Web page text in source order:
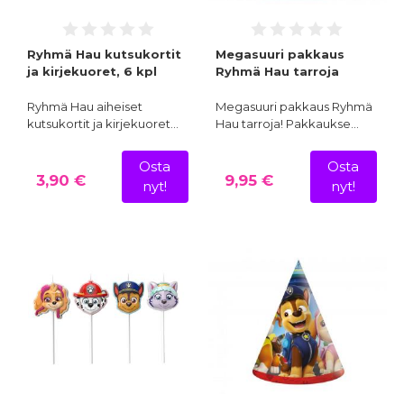
Ryhmä Hau kutsukortit
ja kirjekuoret, 6 kpl
Ryhmä Hau aiheiset
kutsukortit ja kirjekuoret…
3,90 €
Osta
nyt!
Megasuuri pakkaus
Ryhmä Hau tarroja
Megasuuri pakkaus Ryhmä
Hau tarroja! Pakkaukse…
9,95 €
Osta
nyt!